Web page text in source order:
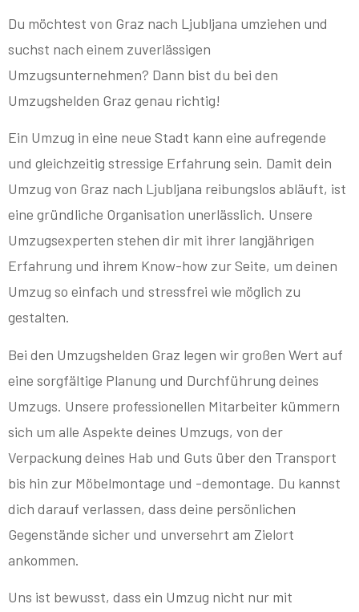
Du möchtest von Graz nach Ljubljana umziehen und
suchst nach einem zuverlässigen
Umzugsunternehmen? Dann bist du bei den
Umzugshelden Graz genau richtig!
Ein Umzug in eine neue Stadt kann eine aufregende
und gleichzeitig stressige Erfahrung sein. Damit dein
Umzug von Graz nach Ljubljana reibungslos abläuft, ist
eine gründliche Organisation unerlässlich. Unsere
Umzugsexperten stehen dir mit ihrer langjährigen
Erfahrung und ihrem Know-how zur Seite, um deinen
Umzug so einfach und stressfrei wie möglich zu
gestalten.
Bei den Umzugshelden Graz legen wir großen Wert auf
eine sorgfältige Planung und Durchführung deines
Umzugs. Unsere professionellen Mitarbeiter kümmern
sich um alle Aspekte deines Umzugs, von der
Verpackung deines Hab und Guts über den Transport
bis hin zur Möbelmontage und -demontage. Du kannst
dich darauf verlassen, dass deine persönlichen
Gegenstände sicher und unversehrt am Zielort
ankommen.
Uns ist bewusst, dass ein Umzug nicht nur mit